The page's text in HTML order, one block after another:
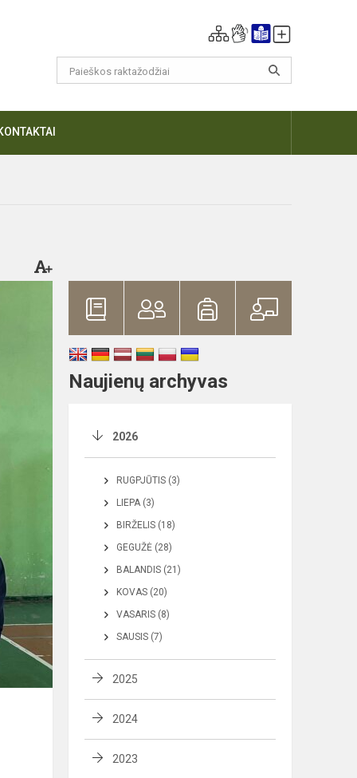
Naujienų archyvas
2026
RUGPJŪTIS (3)
LIEPA (3)
BIRŽELIS (18)
GEGUŽĖ (28)
BALANDIS (21)
KOVAS (20)
VASARIS (8)
SAUSIS (7)
2025
2024
2023